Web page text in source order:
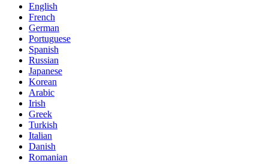
English
French
German
Portuguese
Spanish
Russian
Japanese
Korean
Arabic
Irish
Greek
Turkish
Italian
Danish
Romanian